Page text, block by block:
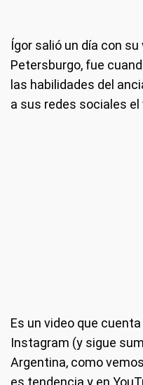
Ígor salió un día con
Petersburgo, fue
las habilidades del
a sus redes sociales el
Es un video que
Instagram (y sigue
Argentina, como
es tendencia y en